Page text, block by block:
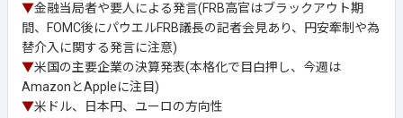
▼金融当局者や要人による発言(FRB高官はブラックアウト期
間、FOMC後にパウエルFRB議長の記者会見あり、円安牽制や為
替介入に関する発言に注意)
▼米国の主要企業の決算発表(本格化で目白押し、今週は
AmazonとAppleに注目)
▼米ドル、日本円、ユーロの方向性